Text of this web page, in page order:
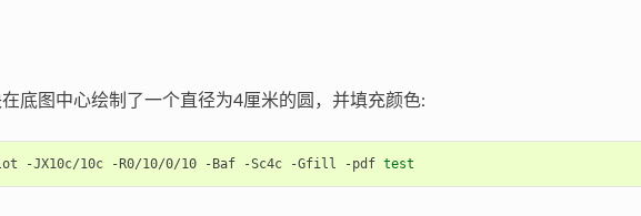
底图中心绘制了一个直径为4厘米的圆，并填充颜色:
-JX10c/10c -R0/10/0/10 -Baf -Sc4c -Gfill -pdf test